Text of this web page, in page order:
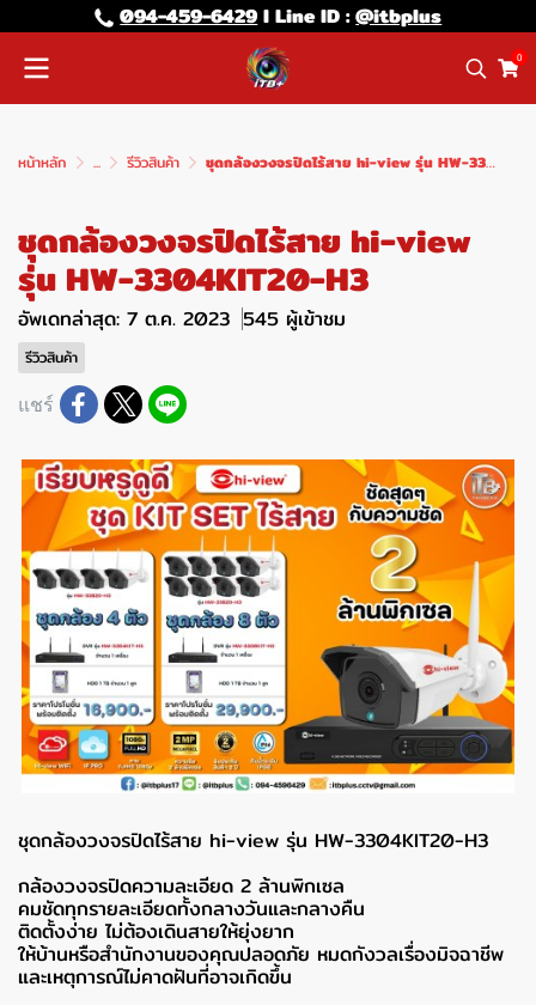
094-459-6429l Line lD :@itbplus
0
หน้าหลัก ... รีวิวสินค้า ชุดกล้องวงจรปิดไร้สาย hi-view รุ่น HW-3304KIT20-H3
ชุดกล้องวงจรปิดไร้สาย hi-view
รุ่น HW-3304KIT20-H3
อัพเดทล่าสุด: 7 ต.ค. 2023 545 ผู้เข้าชม
รีวิวสินค้า
แชร์
ชุดกล้องวงจรปิดไร้สาย hi-view รุ่น HW-3304KIT20-H3
กล้องวงจรปิดความละเอียด 2 ล้านพิกเซล
คมชัดทุกรายละเอียดทั้งกลางวันและกลางคืน
ติดตั้งง่าย ไม่ต้องเดินสายให้ยุ่งยาก
ให้บ้านหรือสำนักงานของคุณปลอดภัย หมดกังวลเรื่องมิจฉาชีพ
และเหตุการณ์ไม่คาดฝันที่อาจเกิดขึ้น